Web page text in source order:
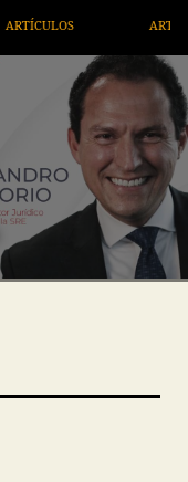
ARTE /